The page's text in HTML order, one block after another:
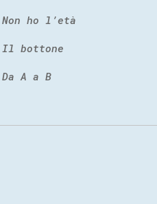
ho l’età
Il bottone
A a B